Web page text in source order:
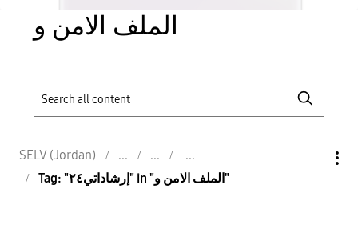
الملف الامن و
SELV (Jordan)
Tag: "إرشاداتي٢٤" in "الملف الامن و"